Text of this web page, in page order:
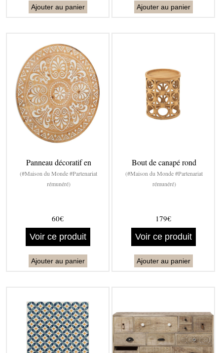
Ajouter au panier Ajouter au panier
Panneau décoratif en
(#Maison du Monde #Partenariat
rémunéré)
60€
Voir ce produit
Ajouter au panier
Bout de canapé rond
(#Maison du Monde #Partenariat
rémunéré)
179€
Voir ce produit
Ajouter au panier